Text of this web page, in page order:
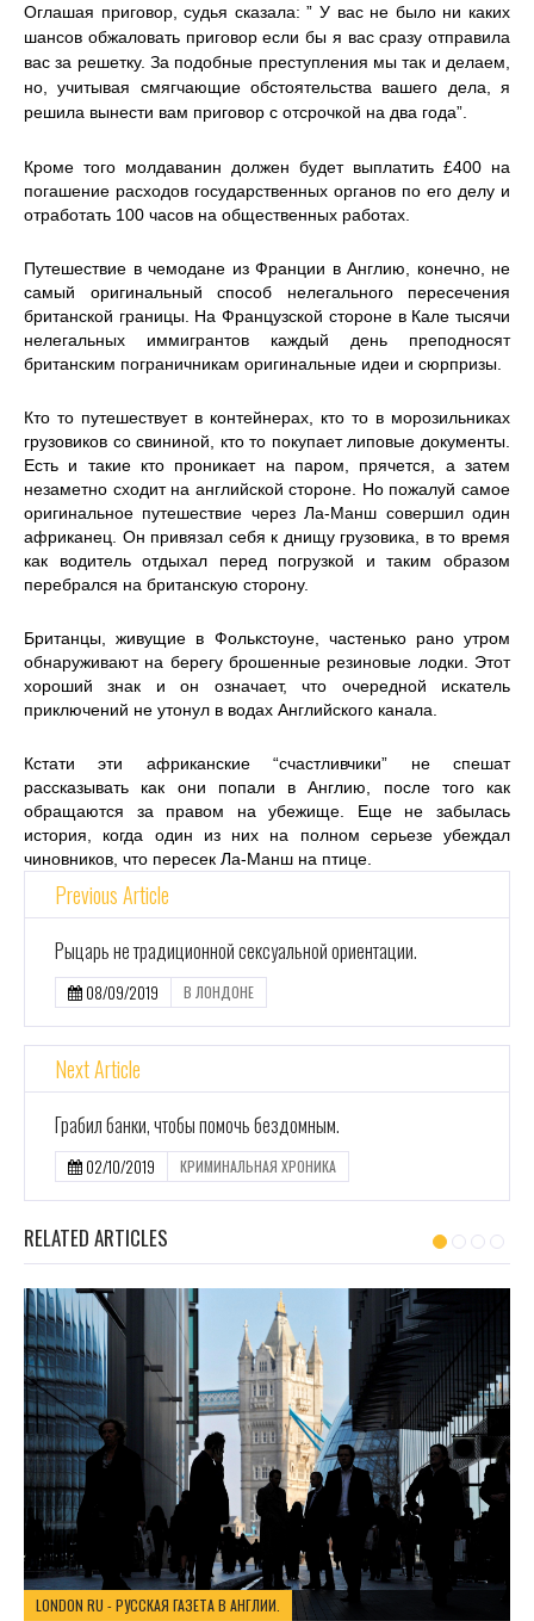
Оглашая приговор, судья сказала: ” У вас не было ни каких
шансов обжаловать приговор если бы я вас сразу отправила
вас за решетку. За подобные преступления мы так и делаем,
но, учитывая смягчающие обстоятельства вашего дела, я
решила вынести вам приговор с отсрочкой на два года”.
Кроме того молдаванин должен будет выплатить £400 на
погашение расходов государственных органов по его делу и
отработать 100 часов на общественных работах.
Путешествие в чемодане из Франции в Англию, конечно, не
самый оригинальный способ нелегального пересечения
британской границы. На Французской стороне в Кале тысячи
нелегальных иммигрантов каждый день преподносят
британским пограничникам оригинальные идеи и сюрпризы.
Кто то путешествует в контейнерах, кто то в морозильниках
грузовиков со свининой, кто то покупает липовые документы.
Есть и такие кто проникает на паром, прячется, а затем
незаметно сходит на английской стороне. Но пожалуй самое
оригинальное путешествие через Ла-Манш совершил один
африканец. Он привязал себя к днищу грузовика, в то время
как водитель отдыхал перед погрузкой и таким образом
перебрался на британскую сторону.
Британцы, живущие в Фолькстоуне, частенько рано утром
обнаруживают на берегу брошенные резиновые лодки. Этот
хороший знак и он означает, что очередной искатель
приключений не утонул в водах Английского канала.
Кстати эти африканские “счастливчики” не спешат
рассказывать как они попали в Англию, после того как
обращаются за правом на убежище. Еще не забылась
история, когда один из них на полном серьезе убеждал
чиновников, что пересек Ла-Манш на птице.
Previous Article
Рыцарь не традиционной сексуальной ориентации.
08/09/2019 В ЛОНДОНЕ
Next Article
Грабил банки, чтобы помочь бездомным.
02/10/2019 КРИМИНАЛЬНАЯ ХРОНИКА
RELATED ARTICLES
LONDON RU - РУССКАЯ ГАЗЕТА В АНГЛИИ.